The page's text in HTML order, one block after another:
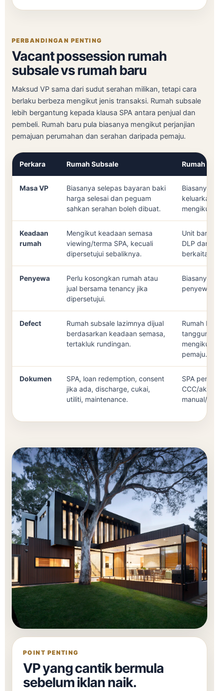
PERBANDINGAN PENTING
Vacant possession rumah
subsale vs rumah baru
Maksud VP sama dari sudut serahan milikan, tetapi cara
berlaku berbeza mengikut jenis transaksi. Rumah subsale
lebih bergantung kepada klausa SPA antara penjual dan
pembeli. Rumah baru pula biasanya mengikut perjanjian
pemajuan perumahan dan serahan daripada pemaju.
Perkara Rumah Subsale Rumah
Masa VP
Biasanya selepas bayaran baki
harga selesai dan peguam
sahkan serahan boleh dibuat.
Biasanya
keluarkan
mengikut
Keadaan
rumah
Mengikut keadaan semasa
viewing/terma SPA, kecuali
dipersetujui sebaliknya.
Unit baru
DLP dan
berkaitan.
Penyewa
Perlu kosongkan rumah atau
jual bersama tenancy jika
dipersetujui.
Biasanya
penyewa
Defect
Rumah subsale lazimnya dijual
berdasarkan keadaan semasa,
tertakluk rundingan.
Rumah
mengikut
pemaju.
Dokumen
SPA, loan redemption, consent
jika ada, discharge, cukai,
utiliti, maintenance.
SPA
CCC/
manual/
POINT PENTING
VP yang cantik bermula
sebelum iklan naik.